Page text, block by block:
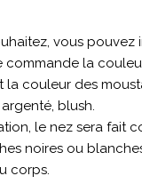
vous pouvez
commande la
la couleur des
blush.
le nez sera fait
noires ou
corps.